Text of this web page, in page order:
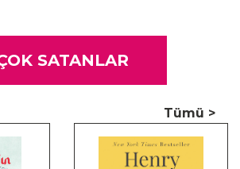
SATANLAR
Tümü >